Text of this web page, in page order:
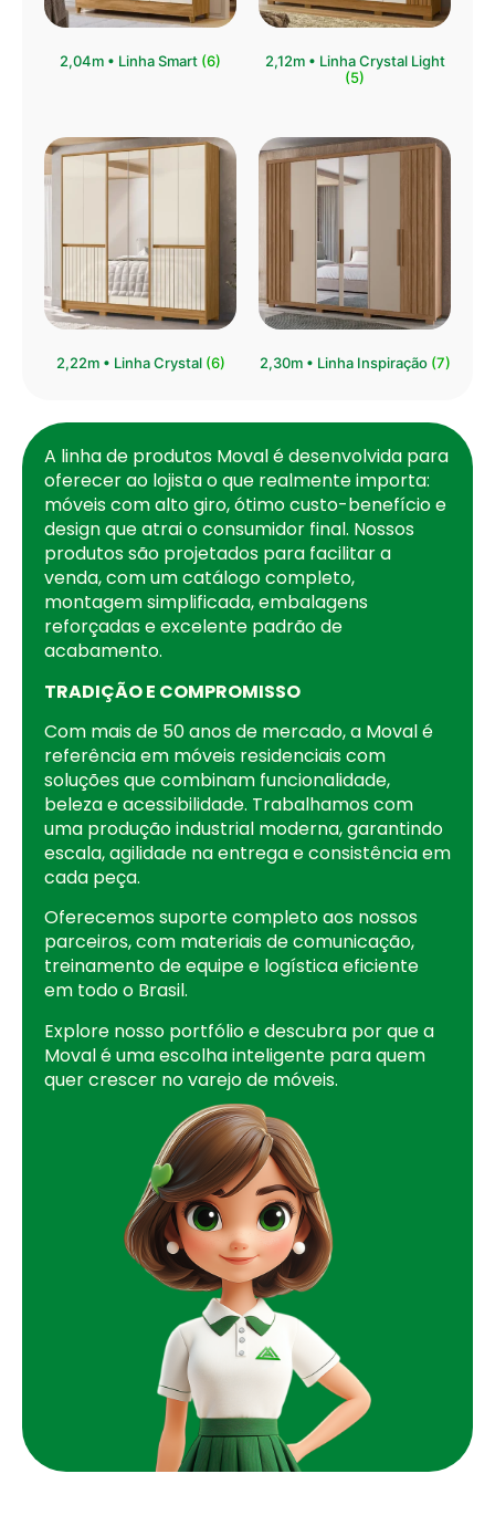
⁠2,04m • Linha Smart (6)
2,12m • Linha Crystal Light
(5)
2,22m • Linha Crystal (6) 2,30m • Linha Inspiração (7)
A linha de produtos Moval é desenvolvida para
oferecer ao lojista o que realmente importa:
móveis com alto giro, ótimo custo-benefício e
design que atrai o consumidor final. Nossos
produtos são projetados para facilitar a
venda, com um catálogo completo,
montagem simplificada, embalagens
reforçadas e excelente padrão de
acabamento.
TRADIÇÃO E COMPROMISSO
Com mais de 50 anos de mercado, a Moval é
referência em móveis residenciais com
soluções que combinam funcionalidade,
beleza e acessibilidade. Trabalhamos com
uma produção industrial moderna, garantindo
escala, agilidade na entrega e consistência em
cada peça.
Oferecemos suporte completo aos nossos
parceiros, com materiais de comunicação,
treinamento de equipe e logística eficiente
em todo o Brasil.
Explore nosso portfólio e descubra por que a
Moval é uma escolha inteligente para quem
quer crescer no varejo de móveis.